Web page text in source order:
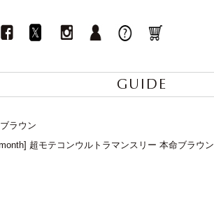
GUIDE
ラウン
超モテコンウルトラマンスリー 本命ブラウン